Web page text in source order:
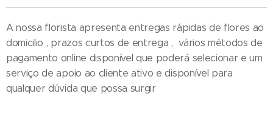
A nossa florista apresenta entregas rápidas de flores ao
domicilio , prazos curtos de entrega , vários métodos de
pagamento online disponível que poderá selecionar e um
serviço de apoio ao cliente ativo e disponível para
qualquer dúvida que possa surgir